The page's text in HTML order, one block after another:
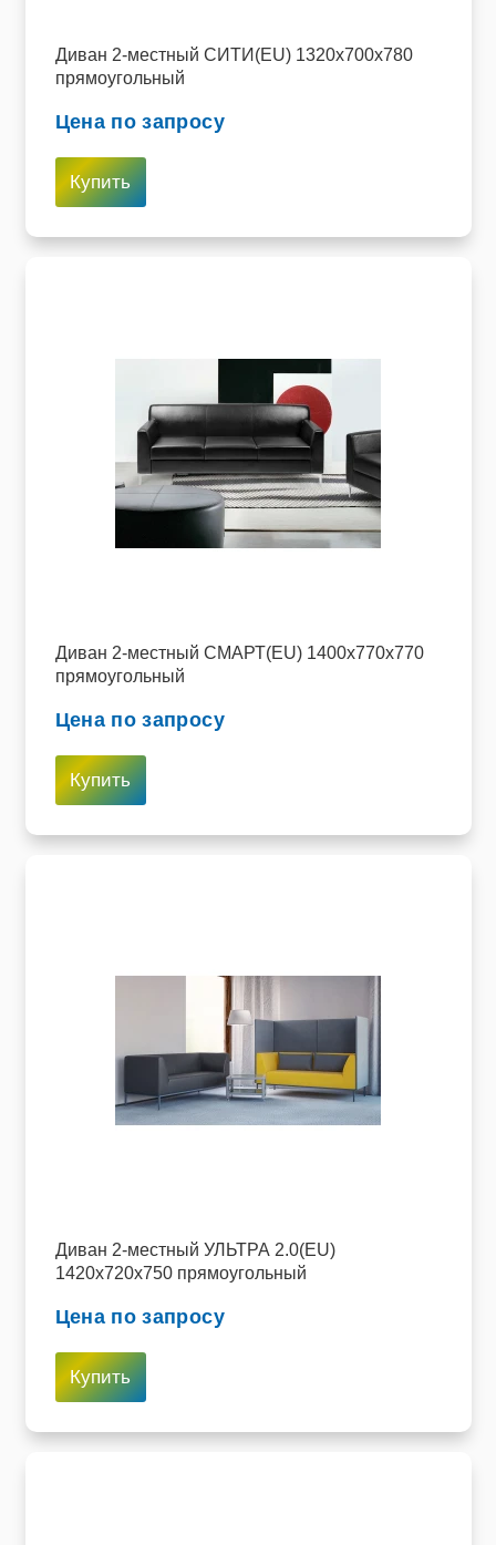
Диван 2-местный СИТИ(EU) 1320х700х780
прямоугольный
Цена по запросу
Купить
Диван 2-местный СМАРТ(EU) 1400х770х770
прямоугольный
Цена по запросу
Купить
Диван 2-местный УЛЬТРА 2.0(EU)
1420х720х750 прямоугольный
Цена по запросу
Купить